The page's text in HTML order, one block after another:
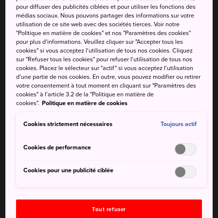
célèbres îles de Sasebo
Le jardin botanique Mori Kirara de Kujukushima :
donner à manger aux éléphants et aux lémurs à
queue annelée
L'hôtel Seaside Terrace de Kujukushima et le spa
Hanamizuki : un onsen local réputé situé au nord-
ouest de Sasebo, qui échappe à de nombreux
marins américains
Comment s'y rendre
Sasebo est accessible en train JR depuis Fukuoka et
Nagasaki. À partir de là,
se trouve à environ 1 h
Des trains JR Limited Express partent de la gare de Hakata
pour diffuser des publicités ciblées et pour utiliser les fonctions des
médias sociaux. Nous pouvons partager des informations sur votre
utilisation de ce site web avec des sociétés tierces. Voir notre
"Politique en matière de cookies" et nos "Paramètres des cookies"
pour plus d'informations. Veuillez cliquer sur "Accepter tous les
cookies" si vous acceptez l'utilisation de tous nos cookies. Cliquez
sur "Refuser tous les cookies" pour refuser l'utilisation de tous nos
cookies. Placez le sélecteur sur "actif" si vous acceptez l'utilisation
d'une partie de nos cookies. En outre, vous pouvez modifier ou retirer
votre consentement à tout moment en cliquant sur "Paramètres des
cookies" à l'article 3.2 de la "Politique en matière de
cookies". Politique en matière de cookies
Cookies strictement nécessaires Toujours actif
Cookies de performance
Cookies pour une publicité ciblée
Tout refuser